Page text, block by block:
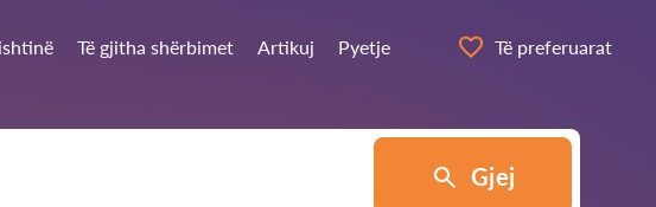
Të gjitha shërbimet Artikuj Pyetje Të preferuarat
Gjej